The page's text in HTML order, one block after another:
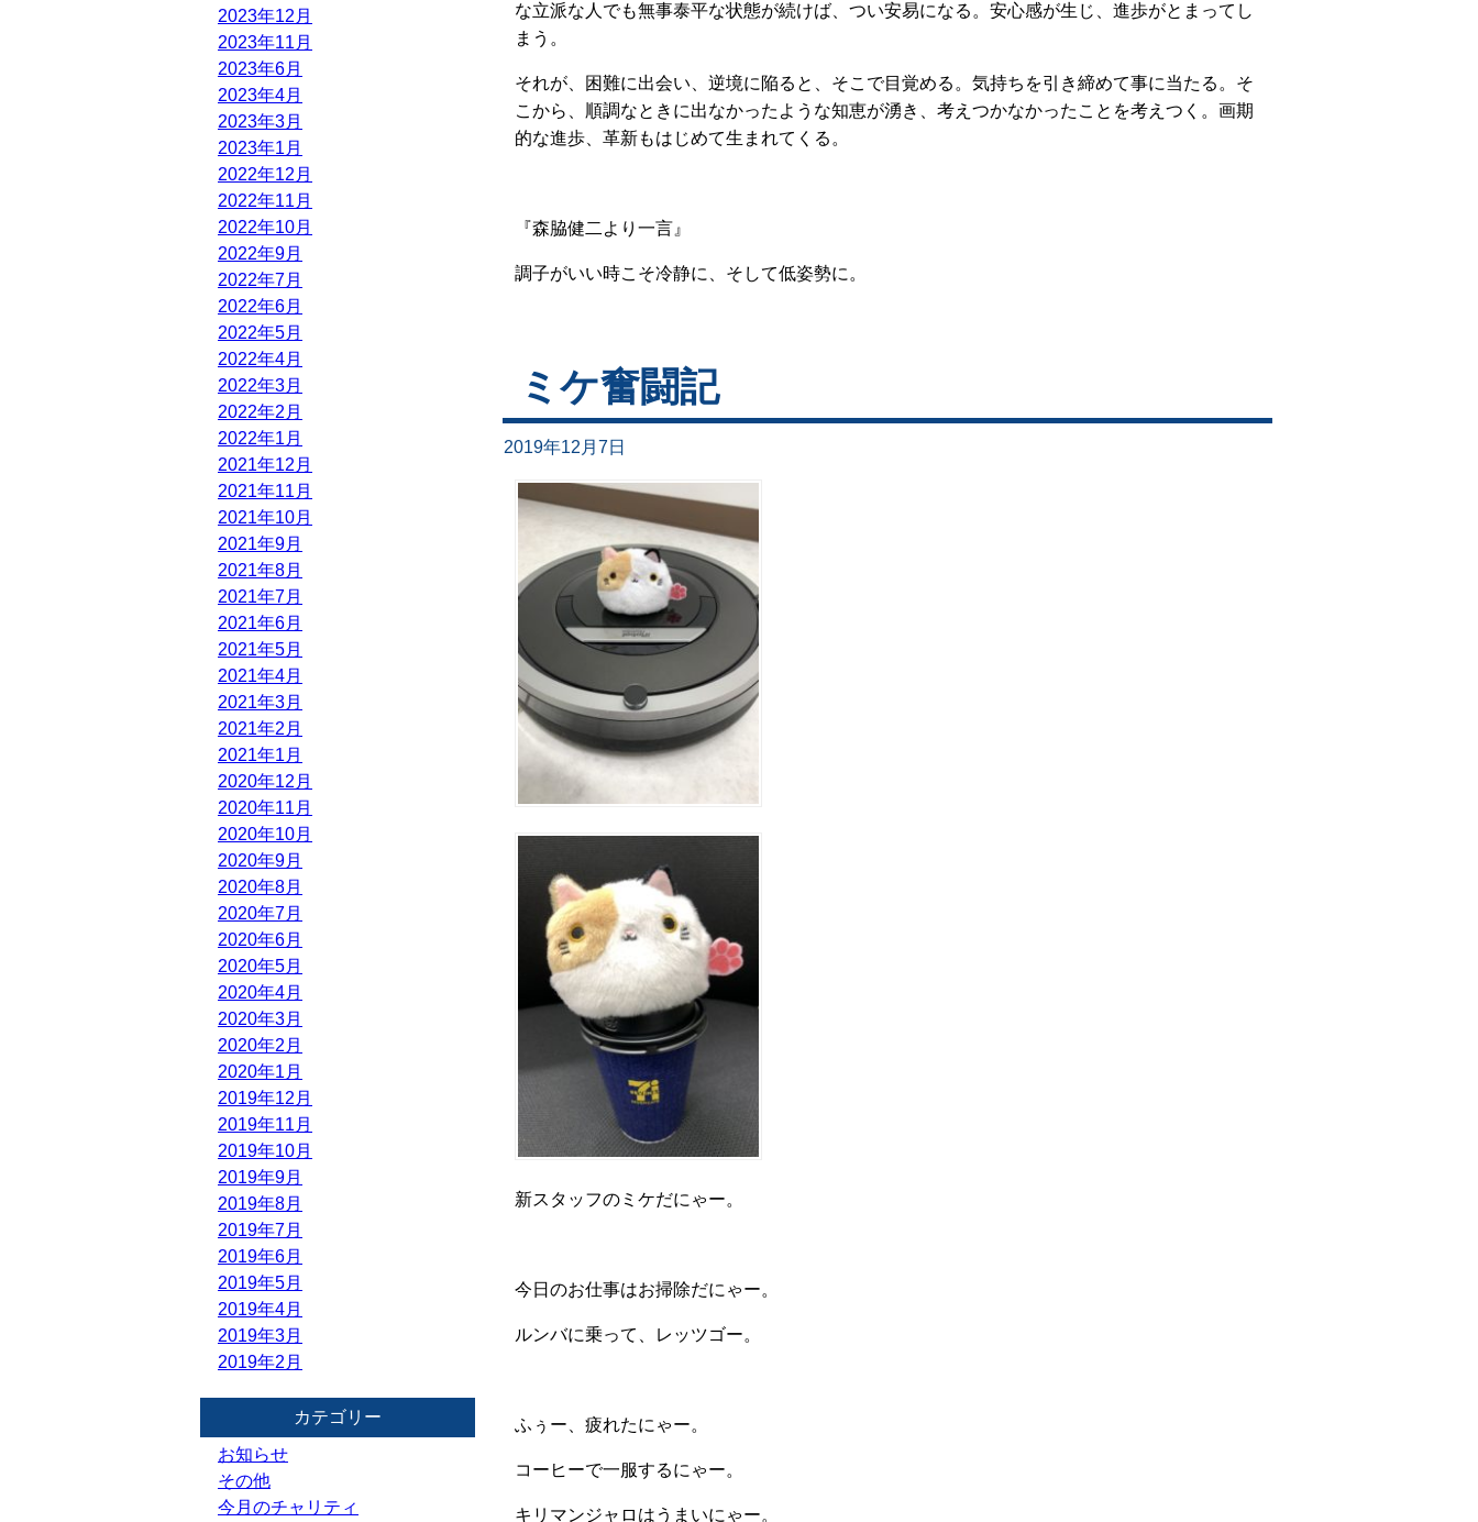
な立派な人でも無事泰平な状態が続けば、つい安易になる。安心感が生じ、進歩がとまってし
まう。
それが、困難に出会い、逆境に陥ると、そこで目覚める。気持ちを引き締めて事に当たる。そ
こから、順調なときに出なかったような知恵が湧き、考えつかなかったことを考えつく。画期
的な進歩、革新もはじめて生まれてくる。
『森脇健二より一言』
調子がいい時こそ冷静に、そして低姿勢に。
ミケ奮闘記
2019年12月7日
新スタッフのミケだにゃー。
今日のお仕事はお掃除だにゃー。
ルンバに乗って、レッツゴー。
ふぅー、疲れたにゃー。
コーヒーで一服するにゃー。
キリマンジャロはうまいにゃー。
2023年12月
2023年11月
2023年6月
2023年4月
2023年3月
2023年1月
2022年12月
2022年11月
2022年10月
2022年9月
2022年7月
2022年6月
2022年5月
2022年4月
2022年3月
2022年2月
2022年1月
2021年12月
2021年11月
2021年10月
2021年9月
2021年8月
2021年7月
2021年6月
2021年5月
2021年4月
2021年3月
2021年2月
2021年1月
2020年12月
2020年11月
2020年10月
2020年9月
2020年8月
2020年7月
2020年6月
2020年5月
2020年4月
2020年3月
2020年2月
2020年1月
2019年12月
2019年11月
2019年10月
2019年9月
2019年8月
2019年7月
2019年6月
2019年5月
2019年4月
2019年3月
2019年2月
カテゴリー
お知らせ
その他
今月のチャリティ